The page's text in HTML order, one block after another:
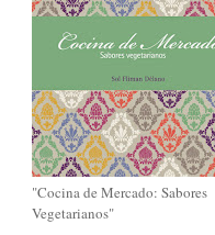
"Cocina de Mercado: Sabores
Vegetarianos"